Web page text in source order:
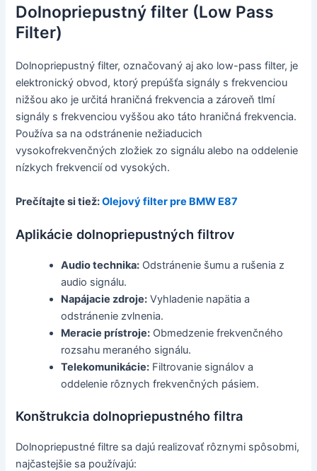
Dolnopriepustný filter (Low Pass
Filter)
Dolnopriepustný filter, označovaný aj ako low-pass filter, je
elektronický obvod, ktorý prepúšťa signály s frekvenciou
nižšou ako je určitá hraničná frekvencia a zároveň tlmí
signály s frekvenciou vyššou ako táto hraničná frekvencia.
Používa sa na odstránenie nežiaducich
vysokofrekvenčných zložiek zo signálu alebo na oddelenie
nízkych frekvencií od vysokých.
Prečítajte si tiež:Olejový filter pre BMW E87
Aplikácie dolnopriepustných filtrov
Audio technika: Odstránenie šumu a rušenia z
audio signálu.
Napájacie zdroje: Vyhladenie napätia a
odstránenie zvlnenia.
Meracie prístroje: Obmedzenie frekvenčného
rozsahu meraného signálu.
Telekomunikácie: Filtrovanie signálov a
oddelenie rôznych frekvenčných pásiem.
Konštrukcia dolnopriepustného filtra
Dolnopriepustné filtre sa dajú realizovať rôznymi spôsobmi,
najčastejšie sa používajú: